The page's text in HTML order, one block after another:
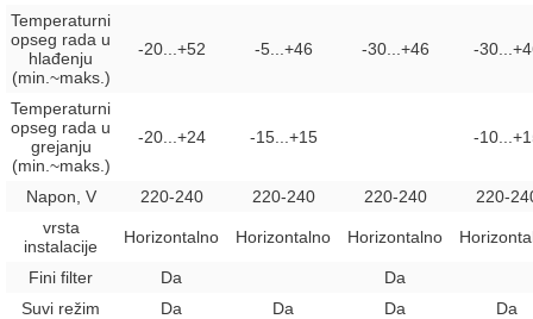
Temperaturni
opseg rada u
hlađenju
(min.~maks.)
-20...+52 -5...+46 -30...+46 -
Temperaturni
opseg rada u
grejanju
(min.~maks.)
-20...+24 -15...+15 -
Napon, V 220-240 220-240 220-240
220-
vrsta
instalacije
Horizontalno Horizontalno Horizontalno
Fini filter Da
Da
Suvi režim
Da Da Da
Da